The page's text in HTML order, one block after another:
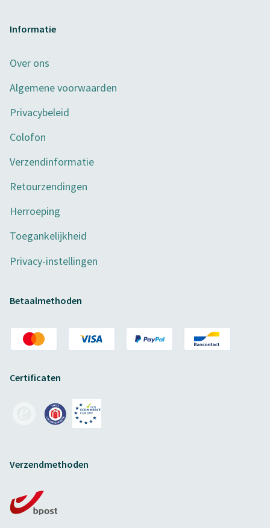
Informatie
Over ons
Algemene voorwaarden
Privacybeleid
Colofon
Verzendinformatie
Retourzendingen
Herroeping
Toegankelijkheid
Privacy-instellingen
Betaalmethoden
Certificaten
Verzendmethoden